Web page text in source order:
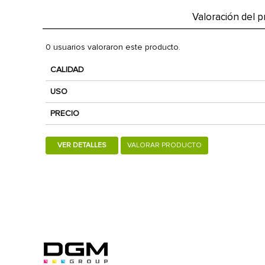
Valoración del
0 usuarios valoraron este producto.
CALIDAD
USO
PRECIO
VER DETALLES VALORAR PRODUCTO